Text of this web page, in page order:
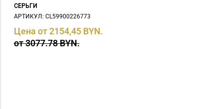
СЕРЬГИ
АРТИКУЛ: СL59900226773
Цена от 2154,45 BYN.
от 3077.78 BYN.